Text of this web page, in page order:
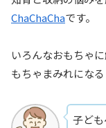
ChaChaChaです。
いろんなおもちゃ
もちゃまみれにな
子ど